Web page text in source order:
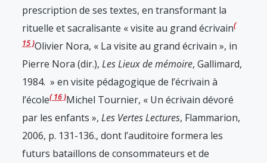
prescription de ses textes, en transformant la
rituelle et sacralisante « visite au grand écrivain
15 Olivier Nora, « La visite au grand écrivain », in
Pierre Nora (dir.), Les Lieux de mémoire, Gallimard,
1984. » en visite pédagogique de l’écrivain à
l’école 16 Michel Tournier, « Un écrivain dévoré
par les enfants », Les Vertes Lectures, Flammarion,
2006, p. 131-136., dont l’auditoire formera les
futurs bataillons de consommateurs et de